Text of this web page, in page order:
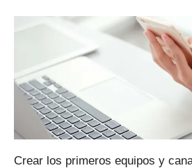
Crear los primeros equipos y